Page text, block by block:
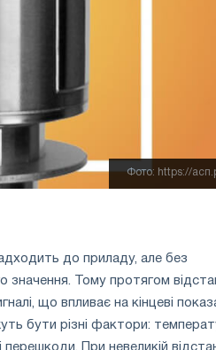
Фото: https://
до приладу, але без
Тому протягом
що впливає на кінцеві
бути різні фактори: